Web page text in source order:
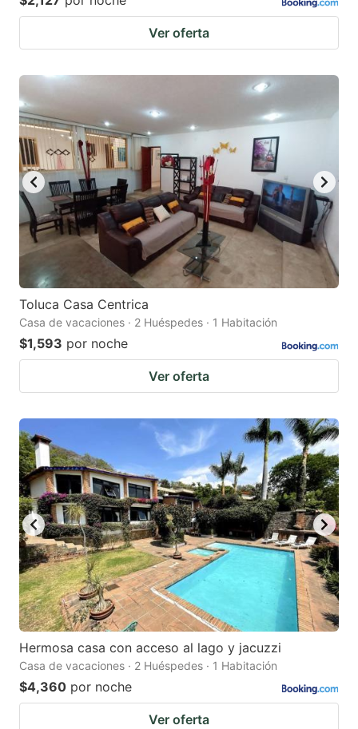
Ver oferta
Toluca Casa Centrica
Casa de vacaciones · 2 Huéspedes · 1 Habitación
$1,593 por noche
Ver oferta
Hermosa casa con acceso al lago y jacuzzi
Casa de vacaciones · 2 Huéspedes · 1 Habitación
$4,360 por noche
Ver oferta